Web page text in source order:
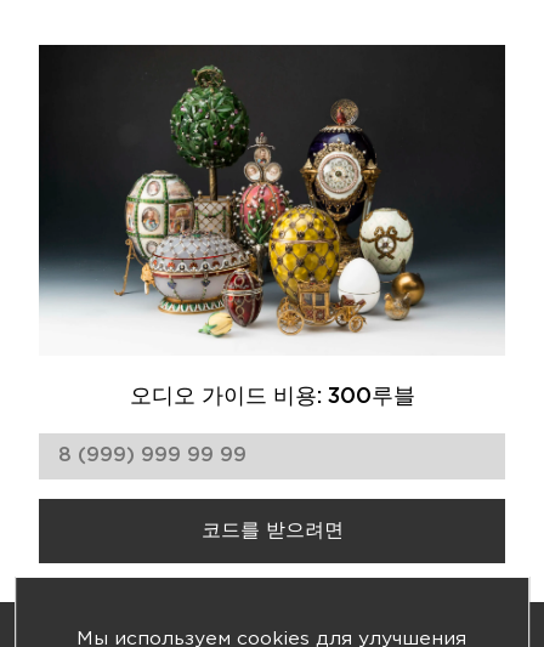
오디오 가이드 비용: 300루블
코드를 받으려면
영업 시간: 10:00 - 21:00
Мы используем cookies для улучшения